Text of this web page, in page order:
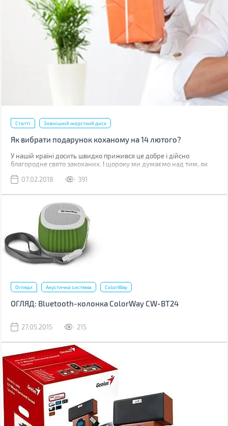
Статті Зовнішній жорсткий диск
Як вибрати подарунок коханому на 14 лютого?
У нашій країні досить швидко прижився це добре і дійсно
благородне свято закоханих. І щороку ми думаємо над тим, як
і залишається хорошим подарунком, але щоб правильно його
вибираєте.
07.02.2018 391
Огляди Акустична система ColorWay
ОГЛЯД: Bluetooth-колонка ColorWay CW-BT24
27.05.2015 215